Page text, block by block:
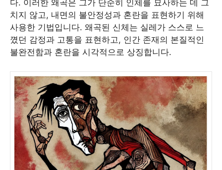
다. 이러한 왜곡은 그가 단순히 인체를 묘사하는 데 그
치지 않고, 내면의 불안정성과 혼란을 표현하기 위해
사용한 기법입니다. 왜곡된 신체는 실레가 스스로 느
꼈던 감정과 고통을 표현하고, 인간 존재의 본질적인
불완전함과 혼란을 시각적으로 상징합니다.